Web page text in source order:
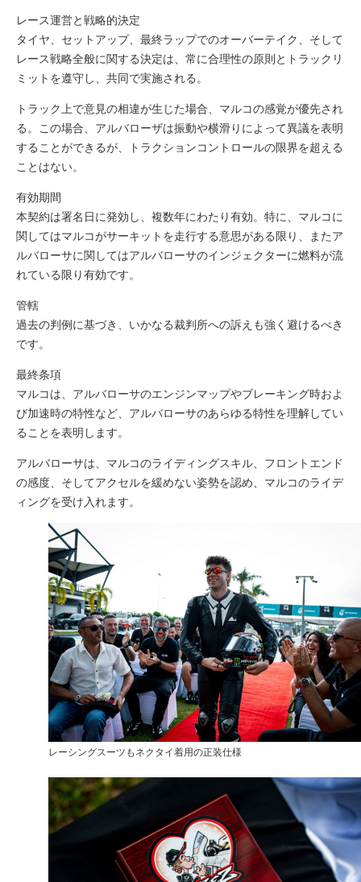
レース運営と戦略的決定
タイヤ、セットアップ、最終ラップでのオーバーテイク、そして
レース戦略全般に関する決定は、常に合理性の原則とトラックリ
ミットを遵守し、共同で実施される。
トラック上で意見の相違が生じた場合、マルコの感覚が優先され
る。この場合、アルバローザは振動や横滑りによって異議を表明
することができるが、トラクションコントロールの限界を超える
ことはない。
有効期間
本契約は署名日に発効し、複数年にわたり有効。特に、マルコに
関してはマルコがサーキットを走行する意思がある限り、またア
ルバローサに関してはアルバローサのインジェクターに燃料が流
れている限り有効です。
管轄
過去の判例に基づき、いかなる裁判所への訴えも強く避けるべき
です。
最終条項
マルコは、アルバローサのエンジンマップやブレーキング時およ
び加速時の特性など、アルバローサのあらゆる特性を理解してい
ることを表明します。
アルバローサは、マルコのライディングスキル、フロントエンド
の感度、そしてアクセルを緩めない姿勢を認め、マルコのライデ
ィングを受け入れます。
レーシングスーツもネクタイ着用の正装仕様